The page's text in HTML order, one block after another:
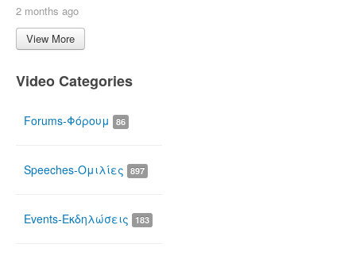
2 months ago
View More
Video Categories
Forums-Φόρουμ 86
Speeches-Ομιλίες 897
Events-Εκδηλώσεις 183